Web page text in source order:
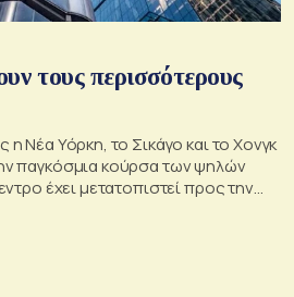
τους περισσότερους
Νέα Υόρκη, το Σικάγο και το Χονγκ
παγκόσμια κούρσα των ψηλών
έχει μετατοπιστεί προς την